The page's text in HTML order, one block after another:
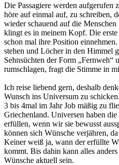
Die Passagiere werden aufgerufen
höre auf einmal auf, zu schreiben,
wieder schauend auf die
klingt es in meinem Kopf. Die erste
schon mal ihre Position
stehen und Löcher in den Himmel
Sehnsüchten der Form „Fernweh“
rumschlagen, fragt die Stimme in
Ich reise liebend gern, deshalb
Wunsch ins Universum zu
3 bis 4mal im Jahr Job mäßig zu
Griechenland. Universen haben
erfüllen, wenn wir sie bewusst
können sich Wünsche verjähren,
Keiner weiß ja, wann der erfüllte
kommt. Bis dahin kann alles
Wünsche aktuell sein.